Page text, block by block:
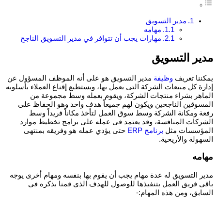
مدير التسويق
مهامه
مهارات يجب أن تتوافر في مدير التسويق الناجح
مدير التسويق
يمكننا تعريف وظيفة مدير التسويق هو على أنه الموظف المسؤول عن
إدارة كل مبيعات الشركة التى يعمل بها، ويستطيع إقناع العملاء بأسلوبه
الماهر بشراء منتجات الشركة، ويقوم بعمله وسط مجموعة من
المسوقين الناجحين ويكون لهم جميعاً هدف واحد وهو الحفاظ على
رفعة ومكانة الشركة وسط سوق العمل لتأخذ مكاناً فريداً وسط
الشركات المنافسة، وقد يعتمد فى عمله على برامج تخطيط موارد
المؤسسات مثل برنامج ERP
حتى يؤدي عمله هو وفريقه بمنتهى
السهولة والأريحية.
مهامه
مدير التسويق له عدة مهام يجب أن يقوم بها بنفسه ومهام أخرى يوجه
باقي فريق العمل بتنفيذها للوصول للهدف الذي قمنا بذكره في
السابق، ومن هذه المهام:-